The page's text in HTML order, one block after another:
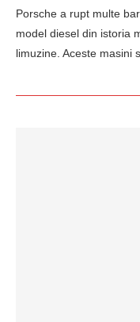
Porsche a rupt multe
model diesel din istoria
limuzine. Aceste masini